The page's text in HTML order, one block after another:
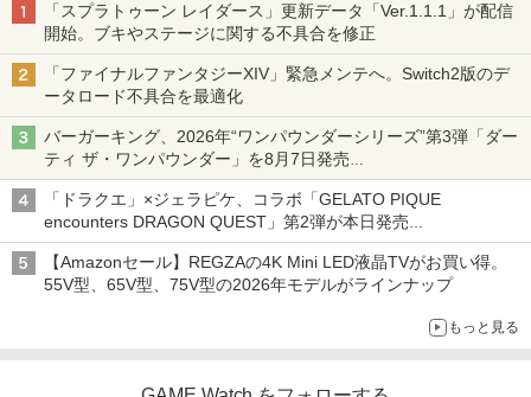
「スプラトゥーン レイダース」更新データ「Ver.1.1.1」が配信
開始。ブキやステージに関する不具合を修正
「ファイナルファンタジーXIV」緊急メンテへ。Switch2版のデ
ータロード不具合を最適化
バーガーキング、2026年“ワンパウンダーシリーズ”第3弾「ダー
ティ ザ・ワンパウンダー」を8月7日発売
「特製ガーリックマヨソース」を使用した超大型チーズバーガー
「ドラクエ」×ジェラピケ、コラボ「GELATO PIQUE
encounters DRAGON QUEST」第2弾が本日発売
アイスカップに入ったスライムやわたぼう、ベビーサタンなどが
オリジナルアートで登場
【Amazonセール】REGZAの4K Mini LED液晶TVがお買い得。
55V型、65V型、75V型の2026年モデルがラインナップ
もっと見る